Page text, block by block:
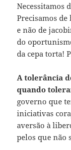
Necessitamos
Precisamos de
e não de
do
da cepa torta!
A tolerância
quando
governo que
iniciativas
aversão à
pelos que não